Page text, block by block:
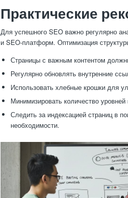
Практические
Для успешного SEO важно регулярно
и SEO-платформ. Оптимизация
Страницы с важным контентом
Регулярно обновлять внутренние
Использовать хлебные крошки для
Минимизировать количество
Следить за индексацией страниц в
необходимости.